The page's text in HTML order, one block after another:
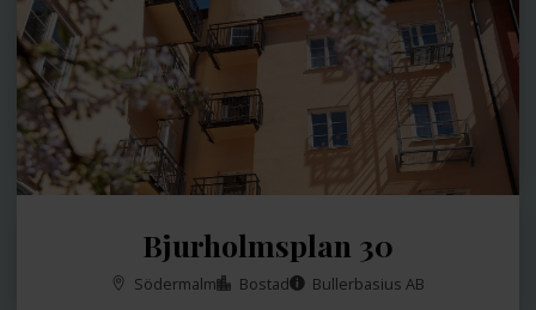
Bjurholmsplan 30
Södermalm Bostad Bullerbasius AB